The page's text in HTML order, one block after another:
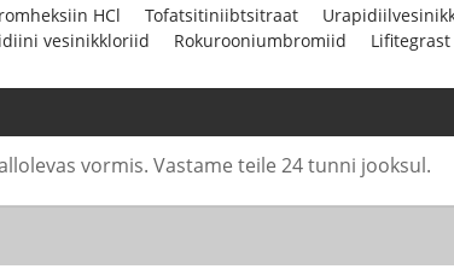
HCl Tofatsitiniibtsitraat
vesinikkloriid Rokurooniumbromiid Lifitegrast
vormis. Vastame teile 24 tunni jooksul.